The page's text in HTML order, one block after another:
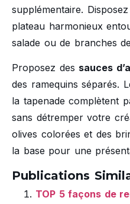
supplémentaire.
plateau harmonieux
salade ou de branches
Proposez des sauces
des ramequins séparés.
la tapenade complètent
sans détremper votre
olives colorées et des
la base pour une
Publications
TOP 5 façons de